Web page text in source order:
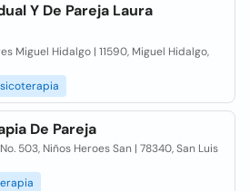
Y De Pareja Laura
Miguel Hidalgo | 11590, Miguel Hidalgo,
De Pareja
503, Niños Heroes San | 78340, San Luis